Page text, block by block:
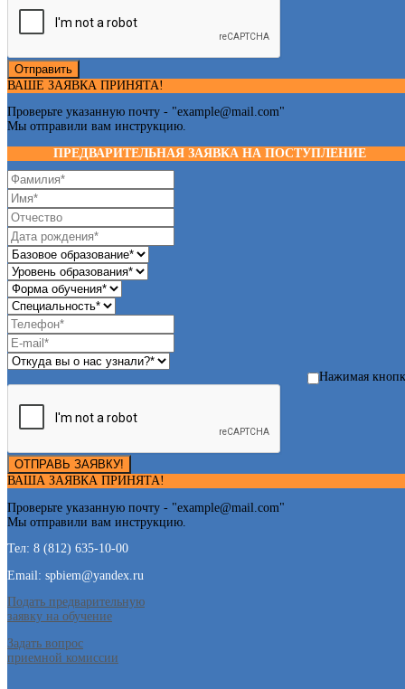
Отправить
ВАШЕ ЗАЯВКА ПРИНЯТА!
Проверьте указанную почту - "example@mail.com"
Мы отправили вам инструкцию.
ПРЕДВАРИТЕЛЬНАЯ ЗАЯВКА НА ПОСТУПЛЕНИЕ
Нажимая
ОТПРАВЬ ЗАЯВКУ!
ВАША ЗАЯВКА ПРИНЯТА!
Проверьте указанную почту - "example@mail.com"
Мы отправили вам инструкцию.
Тел: 8 (812) 635-10-00
Email: spbiem@yandex.ru
Подать предварительную
заявку на обучение
Задать вопрос
приемной комиссии